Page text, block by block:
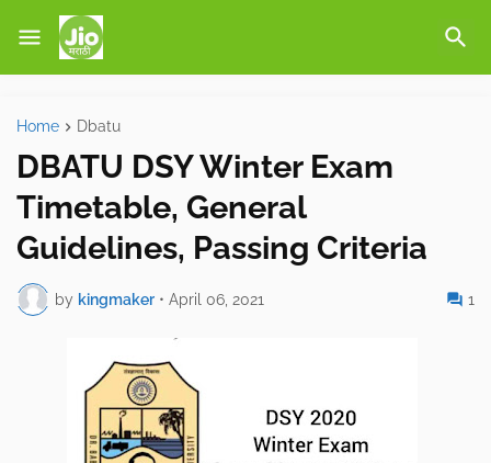
Home Dbatu
DBATU DSY Winter Exam
Timetable, General
Guidelines, Passing Criteria
by kingmaker • April 06, 2021 1